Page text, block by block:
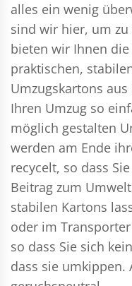
alles ein wenig
sind wir hier, um
bieten wir Ihnen
praktischen,
Umzugskartons
Ihren Umzug so
möglich gestalten
werden am Ende
recycelt, so dass
Beitrag zum
stabilen Kartons
oder im
so dass Sie sich
dass sie umkippen.